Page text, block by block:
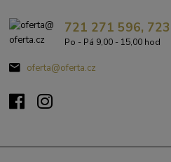
721 271 596,
Po - Pá 9,00 - 15,00 hod
oferta@oferta.cz